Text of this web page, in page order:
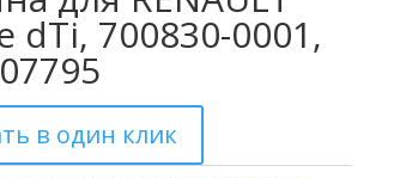
dTi, 700830-0001,
в один клик